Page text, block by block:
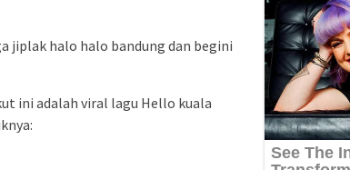
jiplak halo halo bandung dan begini
ini adalah viral lagu Hello kuala